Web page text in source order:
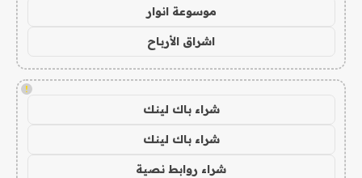
موسوعة انوار
اشراق الأرباح
!
شراء باك لينك
شراء باك لينك
شراء روابط نصية